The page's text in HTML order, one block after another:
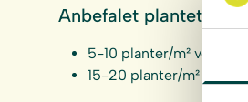
Anbefalet
5-10 planter/m² ved
15-20 planter/m² ved